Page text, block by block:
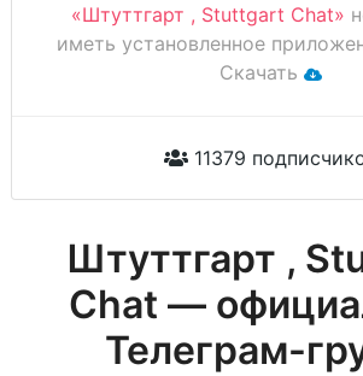
«Штуттгарт , Stuttgart Chat»
иметь установленное
Скачать
11379
Штуттгарт ,
Chat —
Телеграм-